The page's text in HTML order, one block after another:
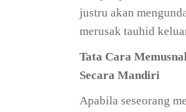
justru akan
merusak tauhid
Tata Cara
Secara Mandiri
Apabila seseorang